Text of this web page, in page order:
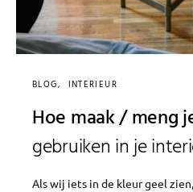
BLOG INTERIEUR
Hoe maak / meng
gebruiken in je
Als wij iets in de kleur geel